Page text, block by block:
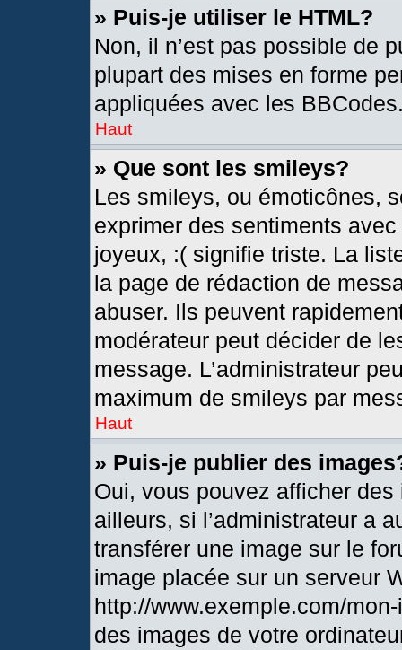
» Puis-je utiliser le HTML?
Non, il n’est pas possible de
plupart des mises en forme
appliquées avec les
Haut
» Que sont les smileys?
Les smileys, ou émoticônes,
exprimer des sentiments
joyeux, :( signifie triste. La
la page de rédaction de
abuser. Ils peuvent
modérateur peut décider de
message. L’administrateur
maximum de smileys par
Haut
» Puis-je publier des
Oui, vous pouvez afficher
ailleurs, si l’administrateur a
transférer une image sur le
image placée sur un serveur
http://www.exemple.com/
des images de votre